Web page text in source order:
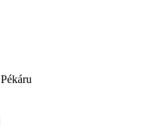
Pékáru